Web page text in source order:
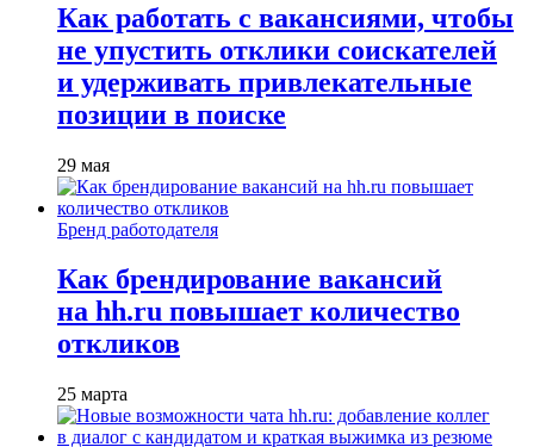
Как работать с вакансиями, чтобы
не упустить отклики соискателей
и удерживать привлекательные
позиции в поиске
29 мая
Бренд работодателя
Как брендирование вакансий
на hh.ru повышает количество
откликов
25 марта